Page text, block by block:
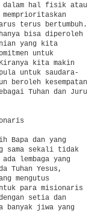
dalam hal fisik atau
terus bertumbuh.
bisa diperoleh
yang kita
untuk
kita makin
untuk saudara-
beroleh kesempatan
Tuhan dan Juru
Bapa dan yang
sama sekali tidak
lembaga yang
Tuhan Yesus,
mengutus
para misionaris
setia dan
banyak jiwa yang